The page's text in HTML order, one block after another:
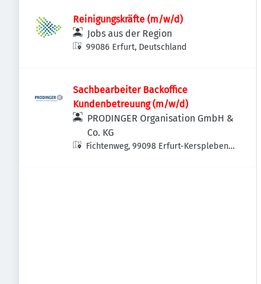
Reinigungskräfte (m/w/d)
Jobs aus der Region
99086 Erfurt, Deutschland
Sachbearbeiter Backoffice
Kundenbetreuung (m/w/d)
PRODINGER Organisation GmbH &
Co. KG
Fichtenweg, 99098 Erfurt-Kerspleben,